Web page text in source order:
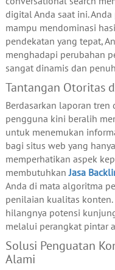
digital Anda saat ini.
mampu mendominasi
pendekatan yang tepat,
menghadapi perubahan
sangat dinamis dan
Tantangan Otoritas
Berdasarkan laporan
pengguna kini beralih
untuk menemukan
bagi situs web yang
memperhatikan aspek
membutuhkanJasa
Anda di mata algoritma
penilaian kualitas
hilangnya potensi
melalui perangkat pintar
Solusi Penguatan
Alami